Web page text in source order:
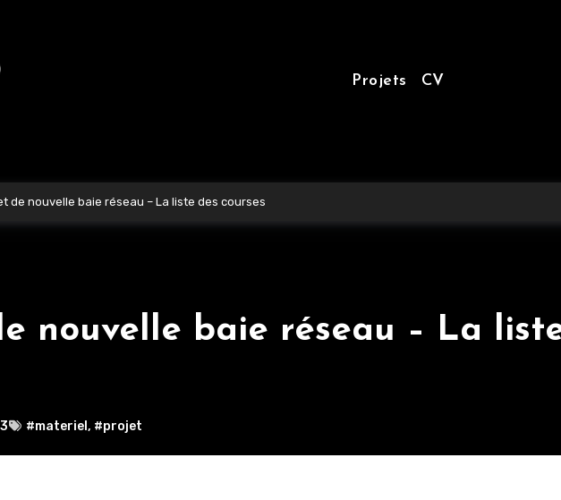
Projets CV
de nouvelle baie réseau – La liste des courses
nouvelle baie réseau – La
#materiel , #projet